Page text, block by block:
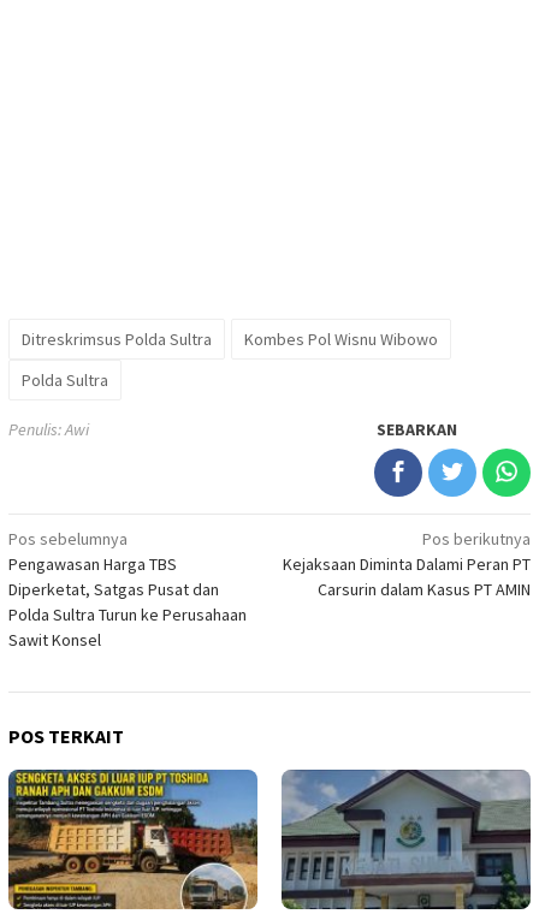
Ditreskrimsus Polda Sultra
Kombes Pol Wisnu Wibowo
Polda Sultra
Penulis: Awi SEBARKAN
Navigasi
pos
Pos sebelumnya
Pengawasan Harga TBS
Diperketat, Satgas Pusat dan
Polda Sultra Turun ke Perusahaan
Sawit Konsel
Pos berikutnya
Kejaksaan Diminta Dalami Peran PT
Carsurin dalam Kasus PT AMIN
POS TERKAIT